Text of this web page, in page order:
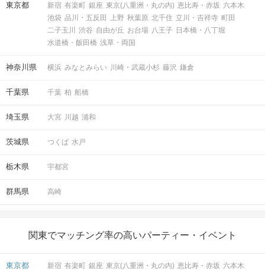
東京都 新宿 有楽町 銀座 東京(八重洲・丸の内) 恵比寿・赤坂 六本木
池袋 品川・五反田 上野 秋葉原 北千住 立川・吉祥寺 町田
二子玉川
渋谷 自由が丘 お台場 八王子 日本橋・八丁堀
水道橋・飯田橋 浅草・両国
神奈川県 横浜 みなとみらい 川崎・武蔵小杉 藤沢 鎌倉
千葉県 千葉 柏 船橋
埼玉県 大宮 川越 浦和
茨城県 つくば 水戸
栃木県 宇都宮
群馬県 高崎
関東でマッチング率の高いパーティー・イベント
東京都 新宿 有楽町 銀座 東京(八重洲・丸の内) 恵比寿・赤坂 六本木